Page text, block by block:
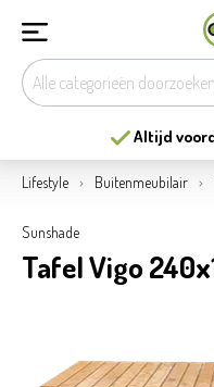
Altijd
Lifestyle Buitenmeubilair
Sunshade
Tafel Vigo